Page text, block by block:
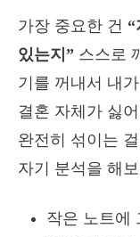
가장 중요한 건
있는지” 스스로
기를 꺼내서 내
결혼 자체가 싫
완전히 섞이는
자기 분석을 해
작은 노트에